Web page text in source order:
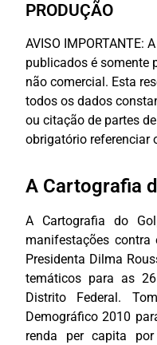
PRODUÇÃO
AVISO IMPORTANTE:
publicados é somente
não comercial. Esta
todos os dados
ou citação de partes
obrigatório referenciar
A Cartografia
A Cartografia do
manifestações
Presidenta Dilma
temáticos para as
Distrito Federal.
Demográfico 2010
renda per capita